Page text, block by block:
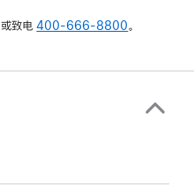
或致电400-666-8800。